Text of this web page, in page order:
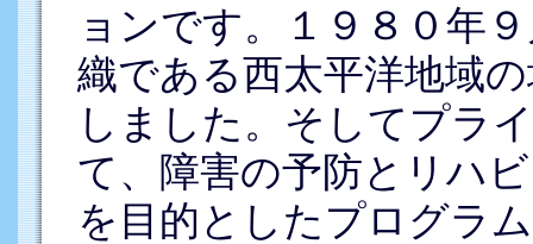
ョンです。１９８０年
織である西太平洋地域
しました。そしてプラ
て、障害の予防とリハ
を目的としたプログラ